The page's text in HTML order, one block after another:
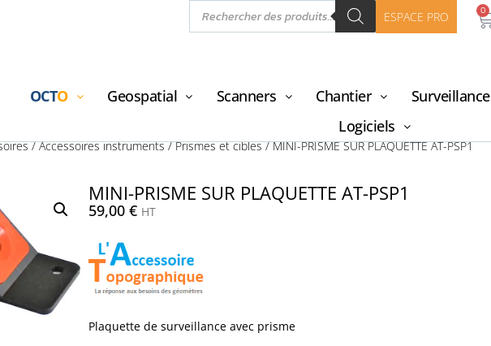
ESPACE PRO 0
OCTO Geospatial Scanners Chantier Surveillance
Logiciels
/Accessoires instruments/Prismes et cibles/ MINI-PRISME SUR PLAQUETTE AT-PSP1
MINI-PRISME SUR PLAQUETTE AT-PSP1
59,00 € HT
Plaquette de surveillance avec prisme